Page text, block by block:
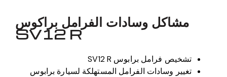
مشاكل وسادات الفرامل براكوس
SV12 R
تشخيص فرامل برابوس SV12 R
تغيير وسادات الفرامل المستهلكة لسيارة برابوس